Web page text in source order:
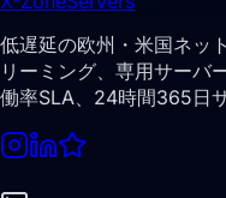
低遅延の欧州・米国ネッ
リーミング、専用サー
働率SLA、24時間365日サ